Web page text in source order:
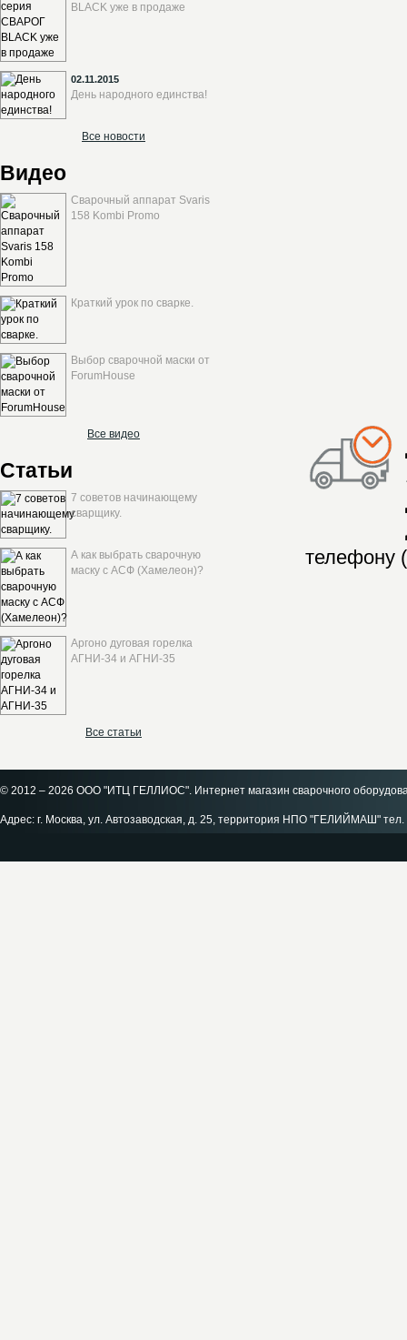
BLACK уже в продаже
02.11.2015
День народного единства!
Все новости
Видео
Сварочный аппарат Svaris
158 Kombi Promo
Краткий урок по сварке.
Выбор сварочной маски от
ForumHouse
Все видео
Статьи
7 советов начинающему
сварщику.
А как выбрать сварочную
маску с АСФ (Хамелеон)?
Аргоно дуговая горелка
АГНИ-34 и АГНИ-35
Все статьи
телефону
© 2012 – 2026 ООО "ИТЦ ГЕЛЛИОС". Интернет магазин сварочного
Адрес: г. Москва, ул. Автозаводская, д. 25, территория НПО "ГЕЛИЙМАШ"